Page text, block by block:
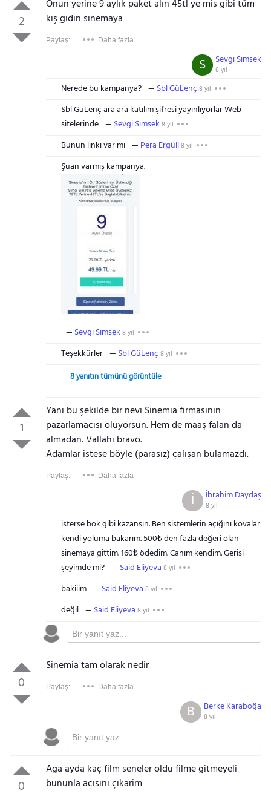
2
Onun yerine 9 aylık paket alın 45tl ye mis gibi tüm
kış gidin sinemaya
Paylaş: Daha fazla
Sevgi Sımsek
8 yıl
S
Nerede bu kampanya? Sbl GüLenç 8 yıl
Sbl GüLenç ara ara katılım şifresi yayınlıyorlar Web
sitelerinde
Sevgi Sımsek 8 yıl
Bunun linki var mi Pera Ergüll8 yıl
Şuan varmış kampanya.
Sevgi Sımsek 8 yıl
Teşekkürler Sbl GüLenç 8 yıl
8 yanıtın tümünü görüntüle
1
Yani bu şekilde bir nevi Sinemia firmasının
pazarlamacısı oluyorsun. Hem de maaş falan da
almadan. Vallahi bravo.
Adamlar istese böyle (parasız) çalışan bulamazdı.
Paylaş: Daha fazla
İbrahim Daydaş
8 yıl
İ
isterse bok gibi kazansın. Ben sistemlerin açığını kovalar
kendi yoluma bakarım. 500₺ den fazla değeri olan
sinemaya gittim. 160₺ ödedim. Canım kendim. Gerisi
şeyimde mi?
Said Eliyeva 8 yıl
bakiiim Said Eliyeva 8 yıl
değil Said Eliyeva 8 yıl
0
Sinemia tam olarak nedir
Paylaş: Daha fazla
Berke Karaboğa
8 yıl
B
0
Aga ayda kaç film seneler oldu filme gitmeyeli
bununla acısını çıkarim